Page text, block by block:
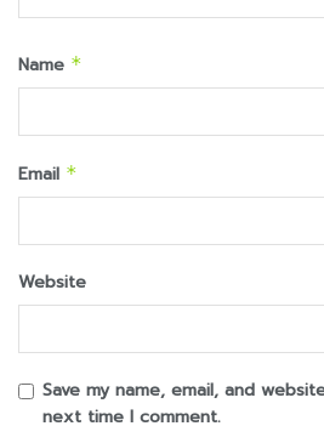
Name *
Email *
Website
Save my name, email, and
next time I comment.